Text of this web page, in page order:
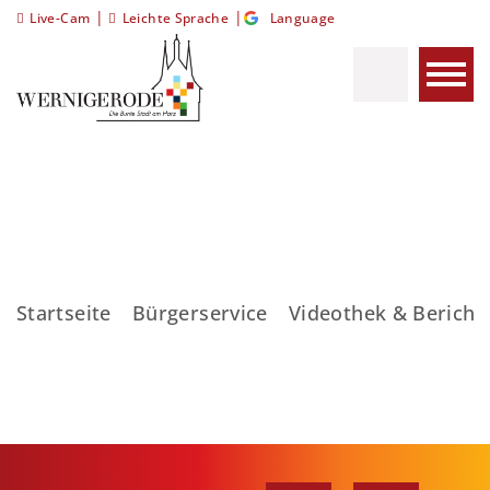
Live-Cam | Leichte Sprache | Language
Startseite Bürgerservice Videothek &